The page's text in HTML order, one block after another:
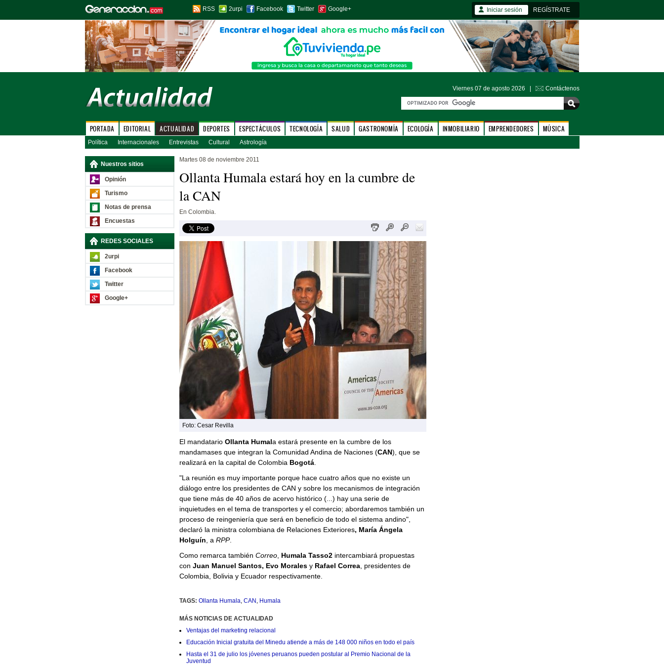
RSS 2urpi Facebook Twitter Google+ Iniciar sesión REGÍSTRATE
Viernes 07 de agosto 2026 | Contáctenos
PORTADA EDITORIAL ACTUALIDAD DEPORTES ESPECTÁCULOS TECNOLOGÍA SALUD GASTRONOMÍA ECOLOGÍA INMOBILIARIO EMPRENDEDORES MÚSICA
Política Internacionales Entrevistas Cultural Astrología
Nuestros sitios
Opinión
Turismo
Notas de prensa
Encuestas
REDES SOCIALES
2urpi
Facebook
Twitter
Google+
Martes 08 de noviembre 2011
Ollanta Humala estará hoy en la cumbre de
la CAN
En Colombia.
Foto: Cesar Revilla
El mandatario Ollanta Humala estará presente en la cumbre de los
mandamases que integran la Comunidad Andina de Naciones (CAN), que se
realizará en la capital de Colombia Bogotá.
"La reunión es muy importante porque hace cuatro años que no existe un
diálogo entre los presidentes de CAN y sobre los mecanismos de integración
que tiene más de 40 años de acervo histórico (...) hay una serie de
inquietudes en el tema de transportes y el comercio; abordaremos también un
proceso de reingeniería que será en beneficio de todo el sistema andino",
declaró la ministra colombiana de Relaciones Exteriores, María Ángela
Holguín , a RPP.
Como remarca también Correo, Humala Tasso2intercambiará propuestas
con Juan Manuel Santos, Evo Morales y Rafael Correa, presidentes de
Colombia, Bolivia y Ecuador respectivamente.
TAGS: Ollanta Humala, CAN , Humala
MÁS NOTICIAS DE ACTUALIDAD
Ventajas del marketing relacional
Educación Inicial gratuita del Minedu atiende a más de 148 000 niños en todo el país
Hasta el 31 de julio los jóvenes peruanos pueden postular al Premio Nacional de la
Juventud